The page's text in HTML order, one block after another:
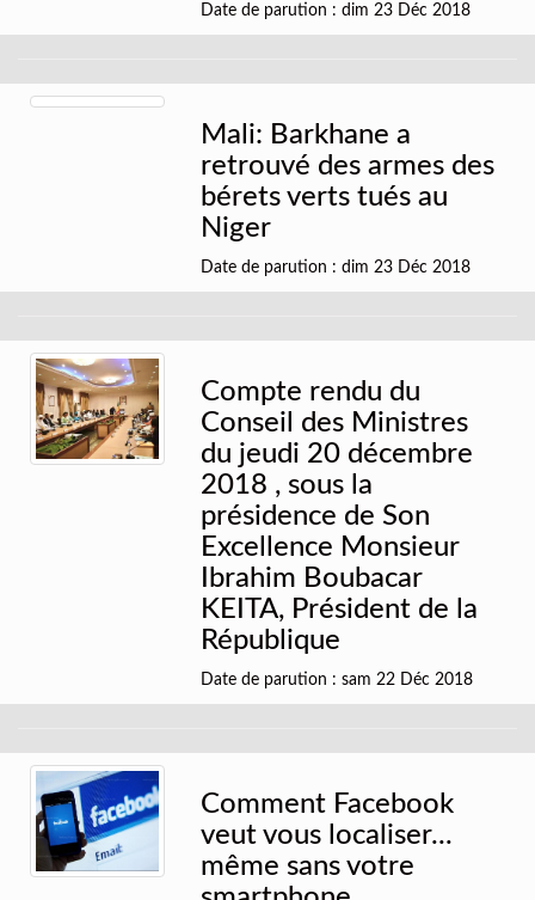
Date de parution : dim 23 Déc 2018
Mali: Barkhane a
retrouvé des armes des
bérets verts tués au
Niger
Date de parution : dim 23 Déc 2018
Compte rendu du
Conseil des Ministres
du jeudi 20 décembre
2018 , sous la
présidence de Son
Excellence Monsieur
Ibrahim Boubacar
KEITA, Président de la
République
Date de parution : sam 22 Déc 2018
Comment Facebook
veut vous localiser...
même sans votre